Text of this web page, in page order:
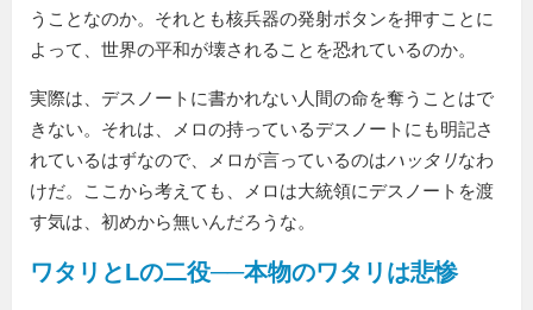
うことなのか。それとも核兵器の発射ボタンを押すことに
よって、世界の平和が壊されることを恐れているのか。
実際は、デスノートに書かれない人間の命を奪うことはで
きない。それは、メロの持っているデスノートにも明記さ
れているはずなので、メロが言っているのはハッタリなわ
けだ。ここから考えても、メロは大統領にデスノートを渡
す気は、初めから無いんだろうな。
ワタリとLの二役──本物のワタリは悲惨